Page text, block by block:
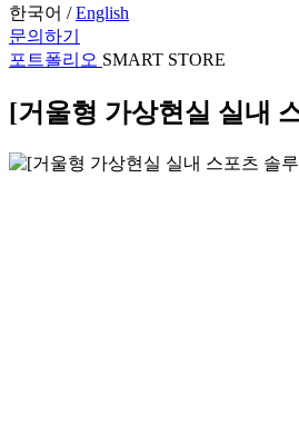
한국어 / English
문의하기
포트폴리오 SMART STORE
[거울형 가상현실 실내